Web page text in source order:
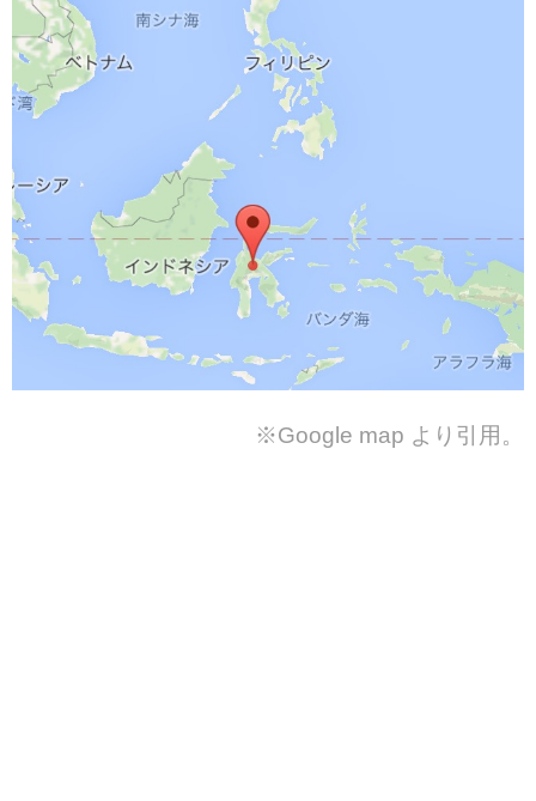
※Google map より引用。